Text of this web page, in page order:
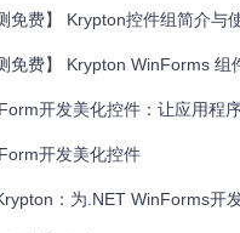
：提供详细的帮助文件和示例，
户体验的道路上，Krypton
力的伙伴。无论你是要构建一
计一款拥有炫酷UI的现代应用
自己的作品在细节处闪耀，赢
免费】 Krypton控件组简介与
免费】 Krypton WinForms 组件项目
开发美化控件：让应用程
开发美化控件
：为.NET WinForms开发者打